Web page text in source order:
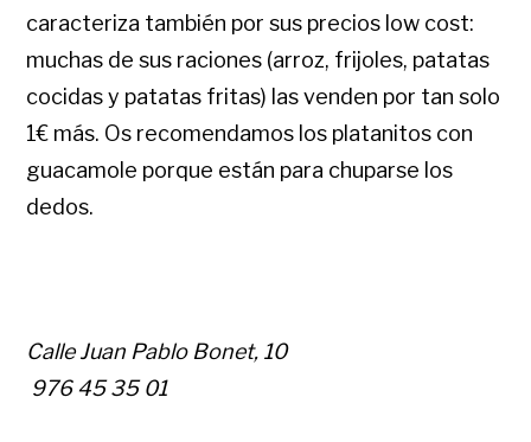
caracteriza también por sus precios low cost:
muchas de sus raciones (arroz, frijoles, patatas
cocidas y patatas fritas) las venden por tan solo
1€ más. Os recomendamos los platanitos con
guacamole porque están para chuparse los
dedos.
Calle Juan Pablo Bonet, 10
976 45 35 01